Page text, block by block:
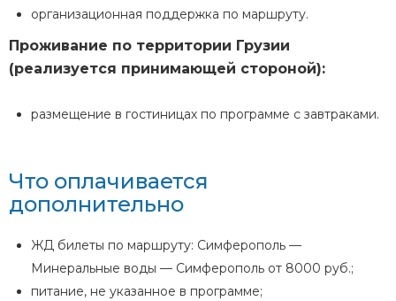
организационная поддержка по маршруту.
Проживание по территории Грузии
(реализуется принимающей стороной):
размещение в гостиницах по программе с завтраками.
Что оплачивается
дополнительно
ЖД билеты по маршруту: Симферополь —
Минеральные воды — Симферополь от 8000 руб.;
питание, не указанное в программе;